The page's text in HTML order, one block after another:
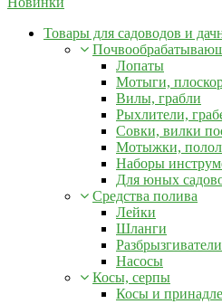
Товары для садоводов и
Лопаты
Мотыги,
Вилы, грабли
Рыхлители,
Совки, вилки
Мотыжки,
Наборы
Для юных
Средства полива
Лейки
Шланги
Разбрызгиватели
Насосы
Косы, серпы
Косы и